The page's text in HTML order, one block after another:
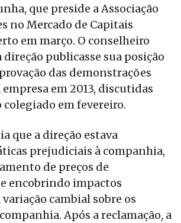
que preside a Associação
no Mercado de Capitais
em março. O conselheiro
publicasse sua posição
das demonstrações
em 2013, discutidas
em fevereiro.
que a direção estava
prejudiciais à companhia,
de preços de
encobrindo impactos
cambial sobre os
Após a reclamação, a